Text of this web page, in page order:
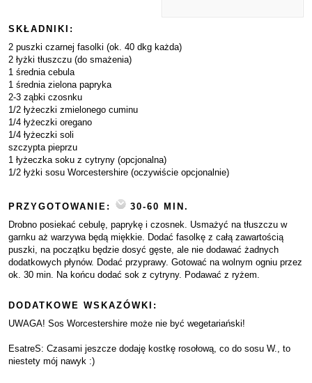
SKŁADNIKI:
2 puszki czarnej fasolki (ok. 40 dkg każda)
2 łyżki tłuszczu (do smażenia)
1 średnia cebula
1 średnia zielona papryka
2-3 ząbki czosnku
1/2 łyżeczki zmielonego cuminu
1/4 łyżeczki oregano
1/4 łyżeczki soli
szczypta pieprzu
1 łyżeczka soku z cytryny (opcjonalna)
1/2 łyżki sosu Worcestershire (oczywiście opcjonalnie)
PRZYGOTOWANIE:
30-60 MIN.
Drobno posiekać cebulę, paprykę i czosnek. Usmażyć na tłuszczu w
garnku aż warzywa będą miękkie. Dodać fasolkę z całą zawartością
puszki, na początku będzie dosyć gęste, ale nie dodawać żadnych
dodatkowych płynów. Dodać przyprawy. Gotować na wolnym ogniu przez
ok. 30 min. Na końcu dodać sok z cytryny. Podawać z ryżem.
DODATKOWE WSKAZÓWKI:
UWAGA! Sos Worcestershire może nie być wegetariański!
EsatreS: Czasami jeszcze dodaję kostkę rosołową, co do sosu W., to
niestety mój nawyk :)